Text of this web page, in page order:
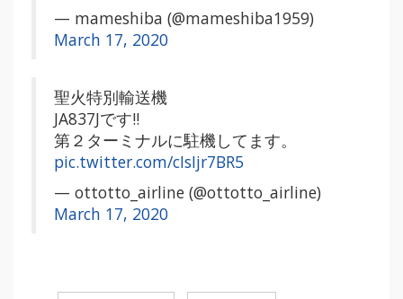
— mameshiba (@mameshiba1959)
March 17, 2020
聖火特別輸送機
JA837Jです‼️
第２ターミナルに駐機してます。
pic.twitter.com/cIsIjr7BR5
— ottotto_airline (@ottotto_airline)
March 17, 2020